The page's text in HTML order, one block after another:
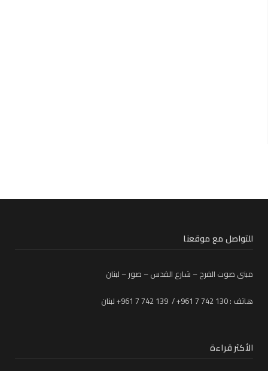
للتواصل مع موقعنا
مبنى صوت الفرح – شارع القدس – صور – لبنان
هاتف : 130 742 7 961+ / 139 742 7 961+ لبنان
الأكثر قراءة